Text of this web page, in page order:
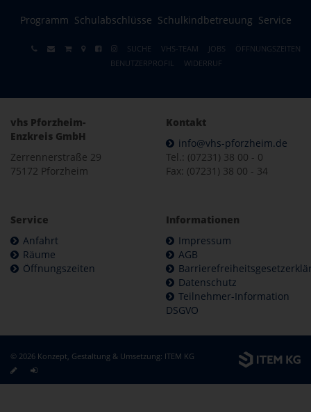
Programm Schulabschlüsse Schulkindbetreuung Service
SUCHE VHS-TEAM JOBS
ÖFFNUNGSZEITEN
BENUTZERPROFIL
WIDERRUF
vhs Pforzheim-
Enzkreis GmbH
Zerrennerstraße 29
75172 Pforzheim
Kontakt
info@vhs-pforzheim.de
Tel.: (07231) 38 00 - 0
Fax: (07231) 38 00 - 34
Service
Anfahrt
Räume
Öffnungszeiten
Informationen
Impressum
AGB
Datenschutz
Teilnehmer-Information
DSGVO
© 2026 Konzept, Gestaltung & Umsetzung: ITEM KG